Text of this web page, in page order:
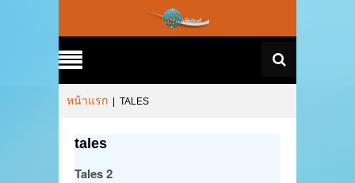
หน้าแรก TALES
tales
Tales 2